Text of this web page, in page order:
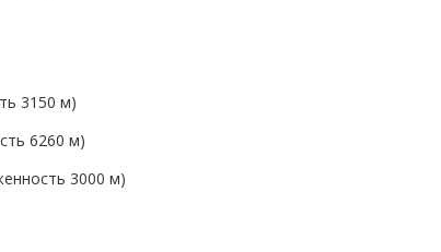
3150 м)
6260 м)
3000 м)